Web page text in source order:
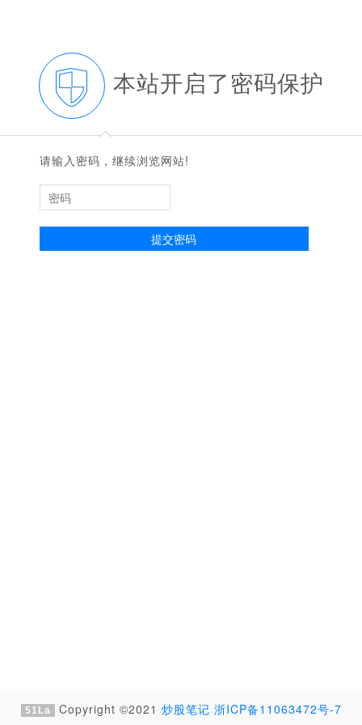
本站开启了密码保护
◆
◆
请输入密码，继续浏览网站!
提交密码
51La Copyright ©2021 炒股笔记 浙ICP备11063472号-7